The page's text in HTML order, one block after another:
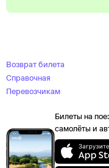
Возврат билета
Справочная
Перевозчикам
Билеты на
самолёты и